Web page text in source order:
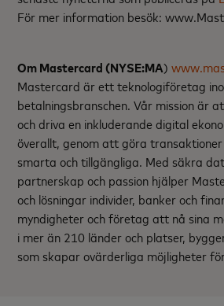
För mer information besök:
Om Mastercard (NYSE:MA)
Mastercard är ett teknologiföretag
betalningsbranschen. Vår mission är
och driva en inkluderande digital
överallt, genom att göra
smarta och tillgängliga. Med säkra
partnerskap och passion hjälper
och lösningar individer, banker och
myndigheter och företag att nå sina
i mer än 210 länder och platser,
som skapar ovärderliga möjligheter